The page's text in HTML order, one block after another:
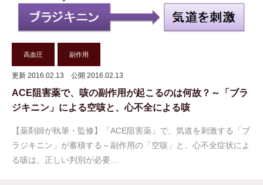
高血圧 副作用
更新 2016.02.13 公開 2016.02.13
ACE阻害薬で、咳の副作用が起こるのは何故？～「ブラ
ジキニン」による空咳と、心不全による咳
【薬剤師が執筆・監修】「ACE阻害薬」で、気道を刺激する「ブ
ラジキニン」が蓄積する～副作用の「空咳」と、心不全症状によ
る咳は、正しい判別が必要…